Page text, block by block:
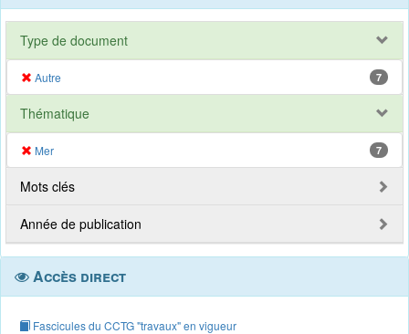
Type de document
Autre 7
Thématique
Mer 7
Mots clés
Année de publication
Accès direct
Fascicules du CCTG "travaux" en vigueur